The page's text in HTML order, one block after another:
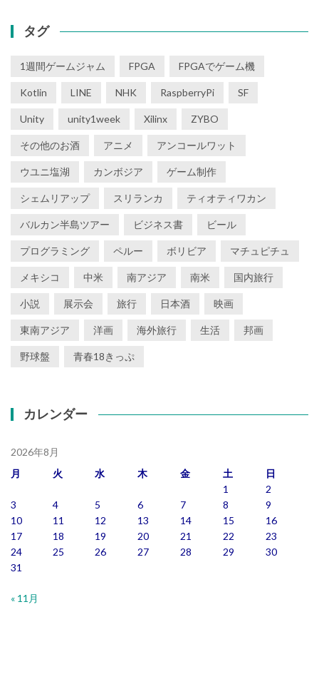
タグ
1週間ゲームジャム FPGA FPGAでゲーム機
Kotlin LINE NHK RaspberryPi SF
Unity unity1week Xilinx ZYBO
その他のお酒 アニメ アンコールワット
ウユニ塩湖 カンボジア ゲーム制作
シェムリアップ スリランカ ティオティワカン
バルカン半島ツアー ビジネス書 ビール
プログラミング ペルー ボリビア マチュピチュ
メキシコ 中米 南アジア 南米 国内旅行
小説 展示会 旅行 日本酒 映画
東南アジア 洋画 海外旅行 生活 邦画
野球盤 青春18きっぷ
カレンダー
2026年8月
月
火 水 木 金 土
日
1
2
3
4 5 6 7 8
9
10
11 12 13 14 15
16
17
18 19 20 21 22
23
24
25 26 27 28 29
30
31
« 11月